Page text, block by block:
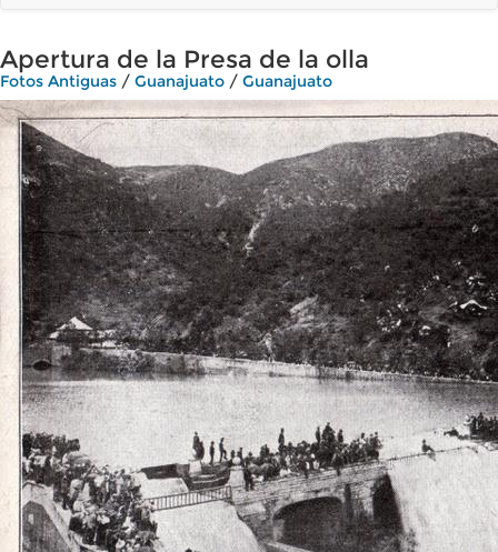
Apertura de la Presa de la olla
Fotos Antiguas / Guanajuato / Guanajuato